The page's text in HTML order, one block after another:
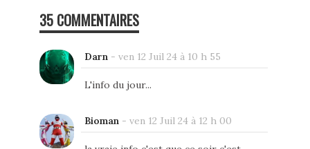
35 COMMENTAIRES
Darn - ven 12 Juil 24 à 10 h 55
L'info du jour...
Bioman - ven 12 Juil 24 à 12 h 00